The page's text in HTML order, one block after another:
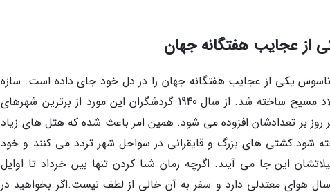
از عجایب هفتگانه جهان
یکی از عجایب هفتگانه جهان را در دل خود جای داده است. سازه
ای که حدود 350 سال پیش از میلاد مسیح ساخته شد. از سال 1940 گردشگران این مورد از برترین شهرهای
روز بر تعدادشان افزوده می شود. همین امر باعث شده که هتل های زیاد
شود.کشتی های بزرگ و قایقرانی در سواحل شهر تردد می کنند و خود
این جا می آیند. اگرچه زمان شنا کردن تنها بین خرداد تا اوایل
هوای معتدلی دارد و سفر به آن خالی از لطف نیست.اگر بخواهید در